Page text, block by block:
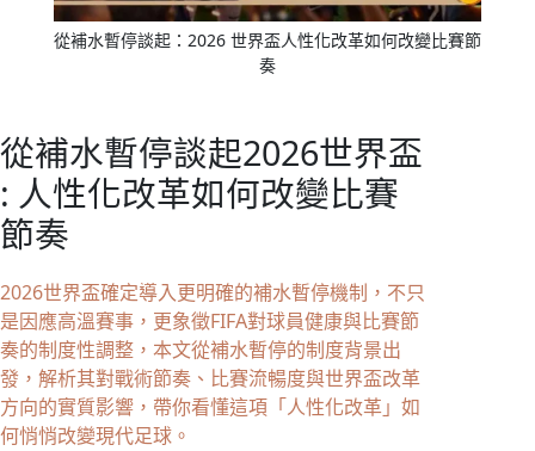
從補水暫停談起：2026 世界盃人性化改革如何改變比賽節
奏
從補水暫停談起2026世界盃
: 人性化改革如何改變比賽
節奏
2026世界盃確定導入更明確的補水暫停機制，不只
是因應高溫賽事，更象徵FIFA對球員健康與比賽節
奏的制度性調整，本文從補水暫停的制度背景出
發，解析其對戰術節奏、比賽流暢度與世界盃改革
方向的實質影響，帶你看懂這項「人性化改革」如
何悄悄改變現代足球。